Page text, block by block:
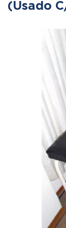
(Usado